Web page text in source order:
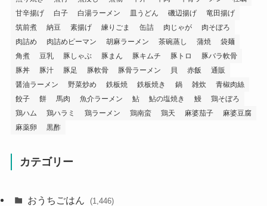
甘辛揚げ
白子 白湯ラーメン 皿うどん 磯辺揚げ
竜田揚げ
筑前煮
納豆 素揚げ 練りごま 缶詰 肉じゃが
肉そぼろ
肉詰め
肉詰めピーマン 胡麻ラーメン 茶碗蒸し 蒲焼
袋麺
角煮
豆乳 豚しゃぶ 豚まん 豚キムチ 豚トロ
豚バラ軟骨
豚丼
豚汁 豚足 豚軟骨 豚骨ラーメン 貝 赤飯
通販
醤油ラーメン
野菜炒め 鉄板焼 鉄板焼き 鍋 雑炊
青椒肉絲
餃子
餅 馬肉 魚介ラーメン 鮎 鮎の塩焼き 鰻
鶏そぼろ
鶏ハム
鶏ハラミ 鶏ラーメン 鶏南蛮 鶏天 麻婆茄子
麻婆豆腐
麻薬卵
黒酢
カテゴリー
おうちごはん (1,446)